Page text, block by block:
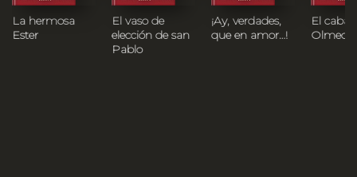
La hermosa
Ester
El vaso de
elección de san
Pablo
¡Ay, verdades,
que en amor…!
El
Olmedo